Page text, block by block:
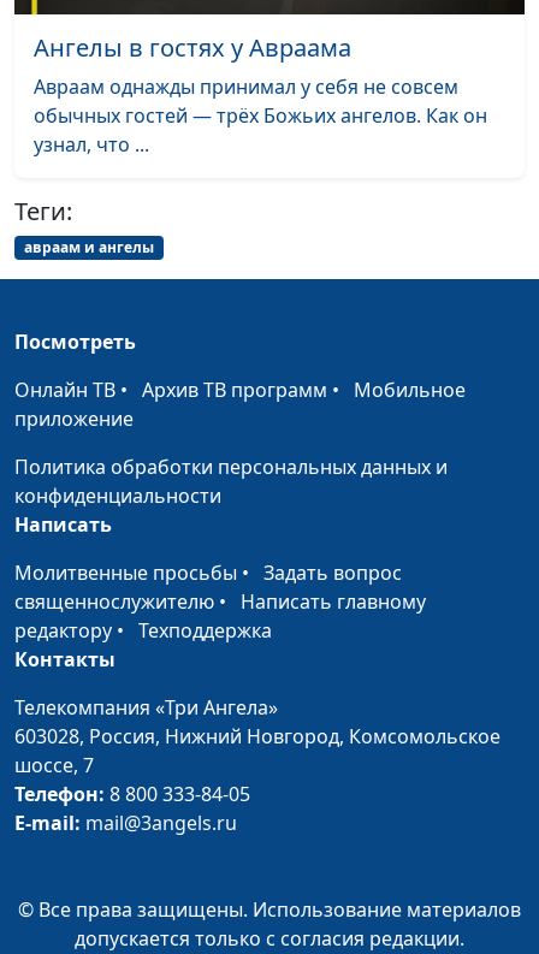
магистр теологии
Бог призывает
Авраама: почему и
для чего?
Валерий Малышев,
Юрий Волобоев,
священнослужитель,
От чего зависит
взгляд на мир?
терпения?
Онлайн-церковь —
богословия
Жертва для Бога.
богословия
Христиане и власть
Юлия Синицына,
Является ли развод
грехом?
Юлия Синицына,
#491
Как сочетать в себе
богословия
Как пережить Юлия Синицына,
Ангелы в гостях у Авраама
Авраам однажды принимал у себя не совсем
обычных гостей — трёх Божьих ангелов. Как он
узнал, что ...
Теги:
авраам и ангелы
Посмотреть
Онлайн ТВ • Архив ТВ программ • Мобильное
приложение
Политика обработки персональных данных и
конфиденциальности
Написать
Молитвенные просьбы • Задать вопрос
священнослужителю • Написать главному
редактору • Техподдержка
Контакты
Телекомпания «Три Ангела»
603028, Россия, Нижний Новгород, Комсомольское
шоссе, 7
Телефон: 8 800 333-84-05
E-mail: mail@3angels.ru
© Все права защищены. Использование материалов
допускается только с согласия редакции.